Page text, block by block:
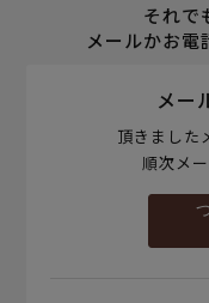
それで
メールかお電
メー
頂きました
順次メ